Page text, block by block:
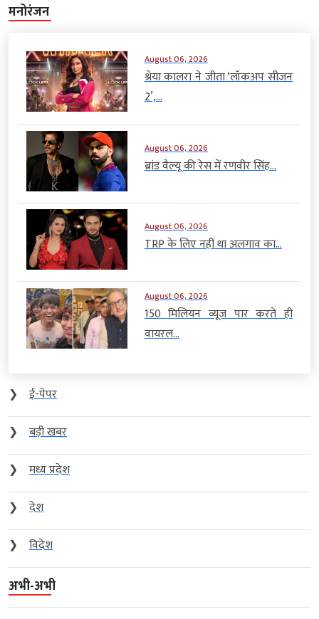
मनोरंजन
August 06, 2026
श्रेया कालरा ने जीता ‘लॉकअप सीजन
2’,...
August 06, 2026
ब्रांड वैल्यू की रेस में रणवीर सिंह...
August 06, 2026
TRP के लिए नहीं था अलगाव का...
August 06, 2026
150 मिलियन व्यूज पार करते ही
वायरल...
❯
ई-पेपर
❯
बड़ी खबर
❯
मध्य प्रदेश
❯
देश
❯
विदेश
अभी-अभी